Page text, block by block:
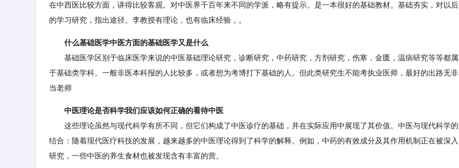
在中西医比较方面，讲得比较客观。对中医界千百年来不同的学派，略有提示。是一本很好的基础教材。基础夯实，对以后
的学习研究，指出途径。李教授有理论，也有临床经验，。
什么基础医学中医方面的基础医学又是什么
基础医学区别于临床医学来说的中医基础理论研究，诊断研究，中药研究，方剂研究，伤寒，金匮，温病研究等等都属
于基础类学科。一般非医本科报的人比较多，或者想为考博打下基础的人。但此类研究生不能考执业医师，最好的出路无非
当老师
中医理论是否科学我们应该如何正确的看待中医
这些理论虽然与现代科学有所不同，但它们构成了中医诊疗的基础，并在实际应用中展现了其价值。中医与现代科学的
结合：随着现代医疗科技的发展，越来越多的中医理论得到了科学的解释。例如，中药的有效成分及其作用机制正在被深入
研究，一些中医的养生食材也被发现含有丰富的营。